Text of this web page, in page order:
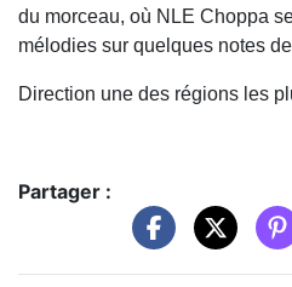
du morceau, où NLE Choppa
mélodies sur quelques notes
Direction une des régions les
Partager :